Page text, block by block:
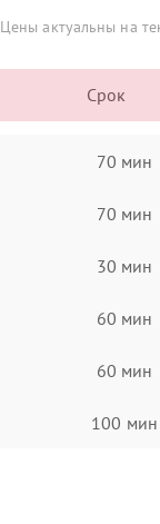
Цены актуальны на
Срок
70 мин
70 мин
30 мин
60 мин
60 мин
100 мин